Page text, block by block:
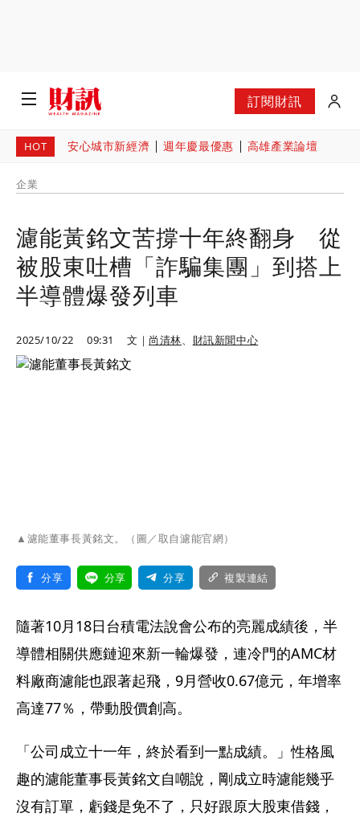
訂閱財訊
HOT 安心城市新經濟 週年慶最優惠 高雄產業論壇
企業
濾能黃銘文苦撐十年終翻身 從
被股東吐槽「詐騙集團」到搭上
半導體爆發列車
2025/10/22 09:31 文｜尚清林、 財訊新聞中心
▲濾能董事長黃銘文。（圖／取自濾能官網）
分享 分享 分享 複製連結
隨著10月18日台積電法說會公布的亮麗成績後，半
導體相關供應鏈迎來新一輪爆發，連冷門的AMC材
料廠商濾能也跟著起飛，9月營收0.67億元，年增率
高達77％，帶動股價創高。
「公司成立十一年，終於看到一點成績。」性格風
趣的濾能董事長黃銘文自嘲說，剛成立時濾能幾乎
沒有訂單，虧錢是免不了，只好跟原大股東借錢，